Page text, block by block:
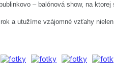
– balónová show, na
a utužíme vzájomné vzťahy